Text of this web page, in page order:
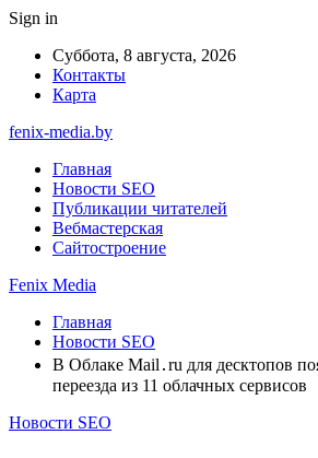
Sign in
Суббота, 8 августа, 2026
Контакты
Карта
fenix-media.by
Главная
Новости SEO
Публикации читателей
Вебмастерская
Сайтостроение
Fenix Media
Главная
Новости SEO
В Облаке Mail․ru для десктопов
переезда из 11 облачных сервисов
Новости SEO